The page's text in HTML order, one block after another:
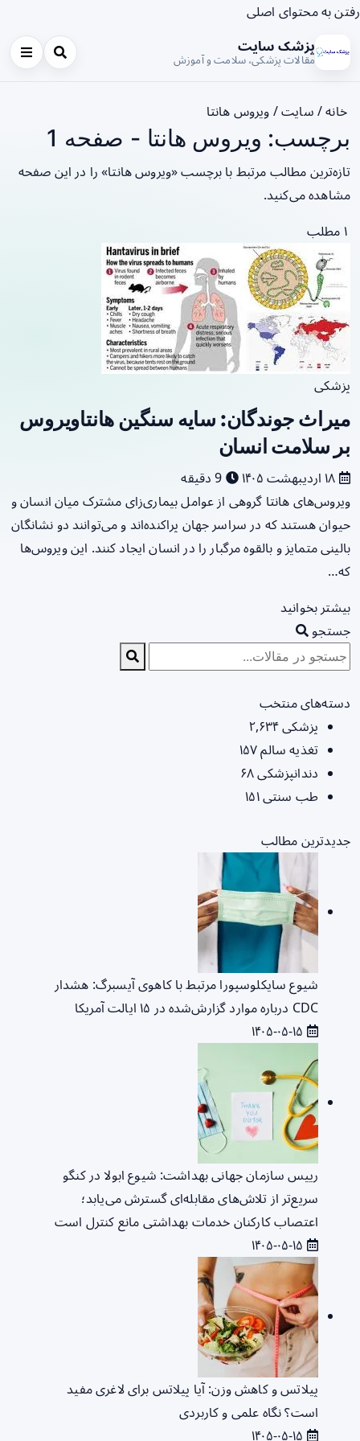
رفتن به محتوای اصلی
پزشک سایت
مقالات پزشکی، سلامت و آموزش
خانه/ سایت/ ویروس هانتا
برچسب: ویروس هانتا - صفحه 1
تازه‌ترین مطالب مرتبط با برچسب «ویروس هانتا» را در این صفحه
مشاهده می‌کنید.
۱ مطلب
پزشکی
میراث جوندگان: سایه سنگین هانتاویروس
بر سلامت انسان
ویروس‌های هانتا گروهی از عوامل بیماری‌زای مشترک میان انسان و
حیوان هستند که در سراسر جهان پراکنده‌اند و می‌توانند دو نشانگان
بالینی متمایز و بالقوه مرگبار را در انسان ایجاد کنند. این ویروس‌ها
که…
بیشتر بخوانید
جستجو
دسته‌های منتخب
پزشکی۲,۶۳۴
تغذیه سالم۱۵۷
دندانپزشکی۶۸
طب سنتی۱۵۱
جدیدترین مطالب
شیوع سایکلوسپورا مرتبط با کاهوی آیسبرگ: هشدار
CDC درباره موارد گزارش‌شده در ۱۵ ایالت آمریکا
رییس سازمان جهانی بهداشت: شیوع ابولا در کنگو
سریع‌تر از تلاش‌های مقابله‌ای گسترش می‌یابد؛
اعتصاب کارکنان خدمات بهداشتی مانع کنترل است
پیلاتس و کاهش وزن: آیا پیلاتس برای لاغری مفید
است؟ نگاه علمی و کاربردی